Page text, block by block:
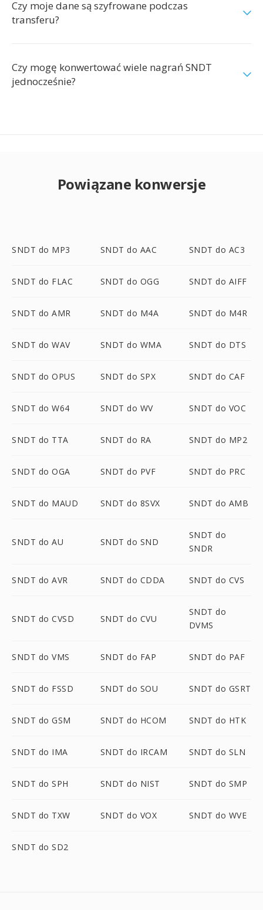
Czy moje dane są szyfrowane podczas
transferu?
Czy mogę konwertować wiele nagrań SNDT
jednocześnie?
Powiązane konwersje
SNDT do MP3 SNDT do AAC SNDT do AC3
SNDT do FLAC SNDT do OGG SNDT do AIFF
SNDT do AMR SNDT do M4A SNDT do M4R
SNDT do WAV SNDT do WMA SNDT do DTS
SNDT do OPUS SNDT do SPX SNDT do CAF
SNDT do W64 SNDT do WV SNDT do VOC
SNDT do TTA SNDT do RA SNDT do MP2
SNDT do OGA SNDT do PVF SNDT do PRC
SNDT do MAUD SNDT do 8SVX SNDT do AMB
SNDT do AU SNDT do SND
SNDT do
SNDR
SNDT do AVR SNDT do CDDA SNDT do CVS
SNDT do CVSD SNDT do CVU
SNDT do
DVMS
SNDT do VMS SNDT do FAP SNDT do PAF
SNDT do FSSD SNDT do SOU SNDT do GSRT
SNDT do GSM SNDT do HCOM SNDT do HTK
SNDT do IMA SNDT do IRCAM SNDT do SLN
SNDT do SPH SNDT do NIST SNDT do SMP
SNDT do TXW SNDT do VOX SNDT do WVE
SNDT do SD2